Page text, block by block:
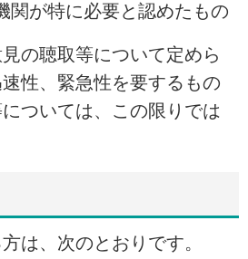
関が特に必要と認めたもの
の聴取等について定めら
性、緊急性を要するもの
ついては、この限りでは
は、次のとおりです。